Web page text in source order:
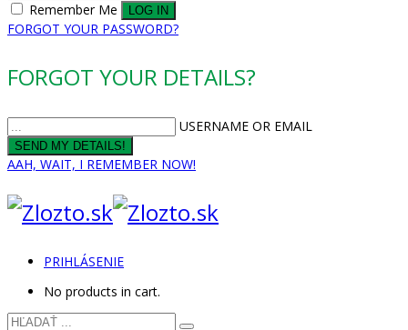
Remember Me
FORGOT YOUR PASSWORD?
FORGOT YOUR DETAILS?
USERNAME OR EMAIL
AAH, WAIT, I REMEMBER NOW!
PRIHLÁSENIE
No products in cart.